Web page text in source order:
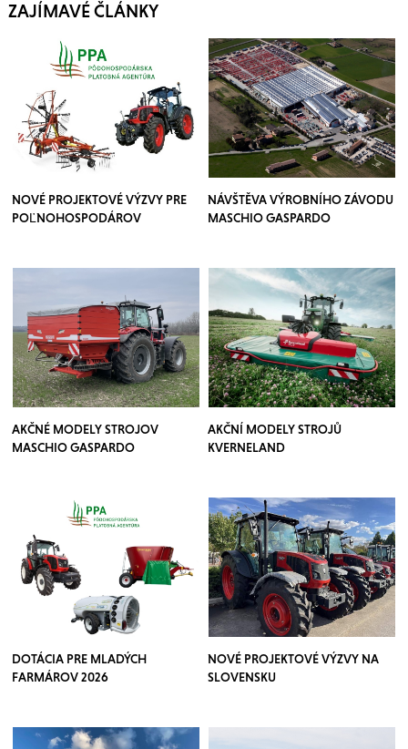
ZAJÍMAVÉ ČLÁNKY
NOVÉ PROJEKTOVÉ VÝZVY PRE
POĽNOHOSPODÁROV
NÁVŠTĚVA VÝROBNÍHO ZÁVODU
MASCHIO GASPARDO
AKČNÉ MODELY STROJOV
MASCHIO GASPARDO
AKČNÍ MODELY STROJŮ
KVERNELAND
DOTÁCIA PRE MLADÝCH
FARMÁROV 2026
NOVÉ PROJEKTOVÉ VÝZVY NA
SLOVENSKU